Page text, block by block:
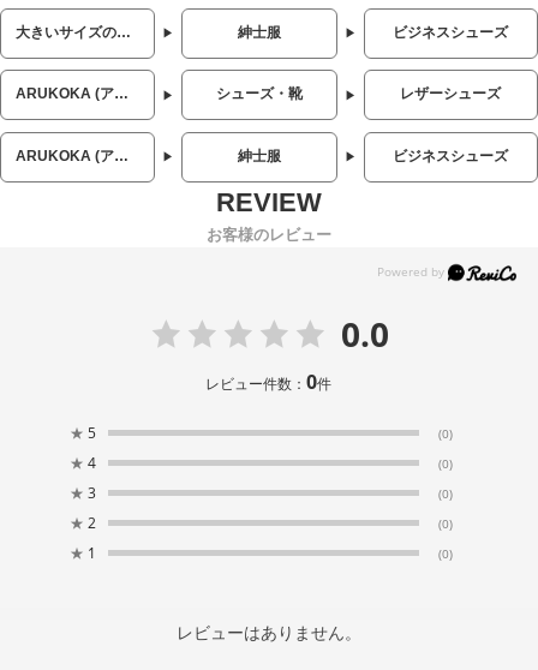
大きいサイズのメンズ服 紳士服 ビジネスシューズ
ARUKOKA (アルコカ) シューズ・靴 レザーシューズ
ARUKOKA (アルコカ) 紳士服 ビジネスシューズ
お客様のレビュー
0.0
レビュー件数：0件
★ 5 (0)
★ 4 (0)
★ 3 (0)
★ 2 (0)
★ 1 (0)
レビューはありません。